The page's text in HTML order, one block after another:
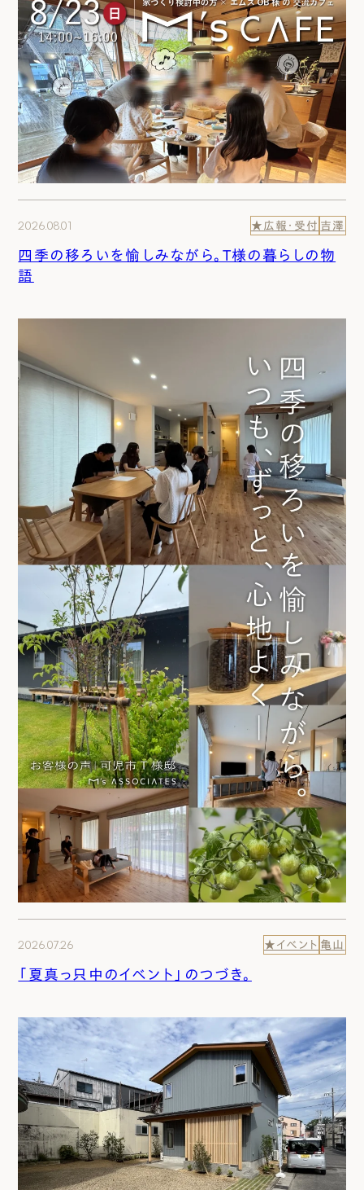
2026.08.01 ★広報・受付 吉澤
四季の移ろいを愉しみながら。T様の暮らしの物
語
2026.07.26 ★イベント 亀山
「夏真っ只中のイベント」のつづき。